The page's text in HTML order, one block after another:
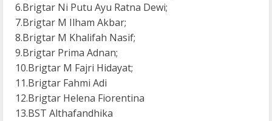
6.Brigtar Ni Putu Ayu Ratna Dewi;
7.Brigtar M Ilham Akbar;
8.Brigtar M Khalifah Nasif;
9.Brigtar Prima Adnan;
10.Brigtar M Fajri Hidayat;
11.Brigtar Fahmi Adi
12.Brigtar Helena Fiorentina
13.BST Althafandhika